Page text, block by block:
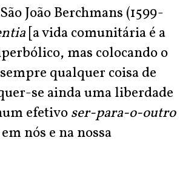
João Berchmans (1599-
[a vida comunitária é a
mas colocando o
qualquer coisa de
se ainda uma liberdade
efetivoser-para-o-outro
nós e na nossa